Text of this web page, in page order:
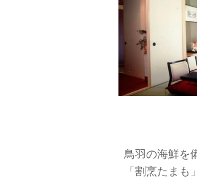
鳥羽の海鮮を
「割烹たま